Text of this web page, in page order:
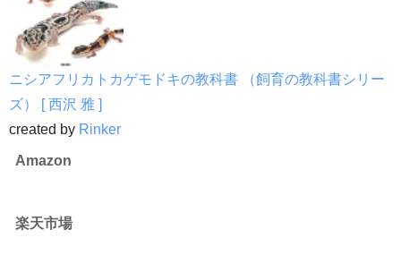
ニシアフリカトカゲモドキの教科書 （飼育の教科書シリー
ズ） [ 西沢 雅 ]
created by Rinker
Amazon
楽天市場